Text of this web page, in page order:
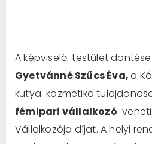
A képviselő-testület
Gyetvánné Szűcs Éva,a
kutya-kozmetika
fémipari vállalkozó
Vállalkozója díjat. A helyi